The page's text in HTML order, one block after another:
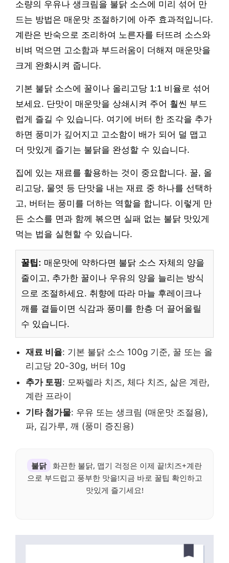
소량의 우유나 생크림을 불닭 소스에 미리 섞어 만
드는 방법은 매운맛 조절하기에 아주 효과적입니다.
계란은 반숙으로 조리하여 노른자를 터뜨려 소스와
비벼 먹으면 고소함과 부드러움이 더해져 매운맛을
크게 완화시켜 줍니다.
기본 불닭 소스에 꿀이나 올리고당 1:1 비율로 섞어
보세요. 단맛이 매운맛을 상쇄시켜 주어 훨씬 부드
럽게 즐길 수 있습니다. 여기에 버터 한 조각을 추가
하면 풍미가 깊어지고 고소함이 배가 되어 덜 맵고
더 맛있게 즐기는 불닭을 완성할 수 있습니다.
집에 있는 재료를 활용하는 것이 중요합니다. 꿀, 올
리고당, 물엿 등 단맛을 내는 재료 중 하나를 선택하
고, 버터는 풍미를 더하는 역할을 합니다. 이렇게 만
든 소스를 면과 함께 볶으면 실패 없는 불닭 맛있게
먹는 법을 실현할 수 있습니다.
꿀팁: 매운맛에 약하다면 불닭 소스 자체의 양을
줄이고, 추가한 꿀이나 우유의 양을 늘리는 방식
으로 조절하세요. 취향에 따라 마늘 후레이크나
깨를 곁들이면 식감과 풍미를 한층 더 끌어올릴
수 있습니다.
재료 비율: 기본 불닭 소스 100g 기준, 꿀 또는 올
리고당 20-30g, 버터 10g
추가 토핑: 모짜렐라 치즈, 체다 치즈, 삶은 계란,
계란 프라이
기타 첨가물: 우유 또는 생크림 (매운맛 조절용),
파, 김가루, 깨 (풍미 증진용)
불닭
화끈한 불닭, 맵기 걱정은 이제 끝!치즈+계란
으로 부드럽고 풍부한 맛을!지금 바로 꿀팁 확인하고
맛있게 즐기세요!